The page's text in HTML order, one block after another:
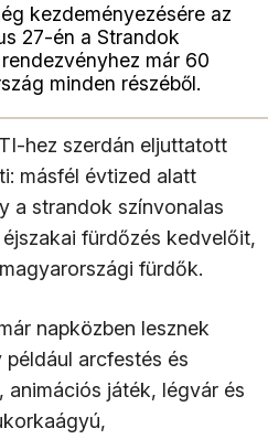
kezdeményezésére az
27-én a Strandok
már 60
minden részéből.
hez szerdán eljuttatott
másfél évtized alatt
a strandok színvonalas
fürdőzés kedvelőit,
fürdők.
napközben lesznek
arcfestés és
játék, légvár és